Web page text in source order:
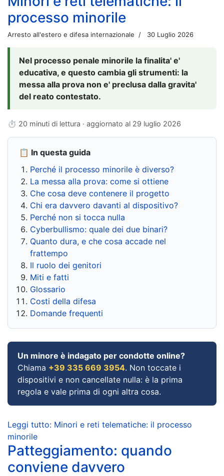
processo minorile
Arresto all'estero e difesa internazionale 30 Luglio 2026
Nel processo penale minorile la finalita' e'
educativa, e questo cambia gli strumenti: la
messa alla prova non e' preclusa dalla gravita'
del reato contestato.
⏱ 20 minuti di lettura · aggiornato al 29 luglio 2026
📋 In questa guida
Perché il processo minorile è diverso?
La messa alla prova: come si ottiene
Che cosa deve contenere il progetto
Chi era davvero davanti al dispositivo?
Perché non si tocca nulla
Cyberbullismo: quale dei due binari?
Quanto dura, e che cosa accade nel
frattempo
Il ruolo dei genitori
Miti e fatti
Glossario
Costi della difesa
Domande frequenti
Un minore è indagato per condotte online?
Chiama +39 335 669 3954. Non toccate i
dispositivi e non cancellate nulla: è la prima
regola e vale prima di ogni altra cosa.
Leggi tutto: Minori e reti telematiche: il processo
minorile
Patteggiamento: quando
conviene davvero